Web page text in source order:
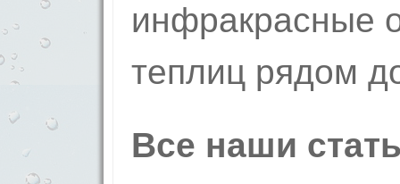
инфракрасные
теплиц рядом
Все наши